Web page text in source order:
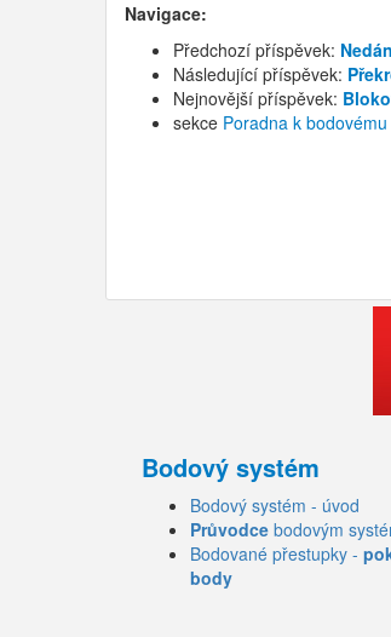
Navigace:
Předchozí příspěvek:
Následující příspěvek:
Nejnovější příspěvek:
sekce Poradna k
Bodový systém
Bodový systém - úvod
Průvodce bodovým
Bodované přestupky -
body